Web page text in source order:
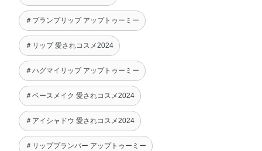
＃プランプリップ アップトゥーミー
＃リップ 愛されコスメ2024
＃ハグマイリップ アップトゥーミー
＃ベースメイク 愛されコスメ2024
＃アイシャドウ 愛されコスメ2024
＃リッププランパー アップトゥーミー